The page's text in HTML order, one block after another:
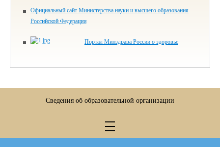
Официальный сайт Министерства науки и высшего образования
Российской Федерации
Портал Минздрава России о здоровье
Сведения об образовательной организации